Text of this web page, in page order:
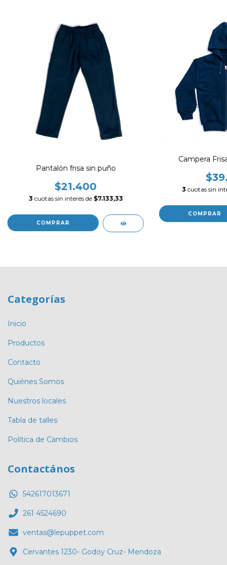
Pantalón frisa sin puño
$21.400
3 cuotas sin interés de $7.133,33
COMPRAR
Campera
3 cuotas sin
COMPRAR
Categorías
Inicio
Productos
Contacto
Quiénes Somos
Nuestros locales
Tabla de talles
Política de Cambios
Contactános
542617013671
261 4524690
ventas@lepuppet.com
Cervantes 1230- Godoy Cruz- Mendoza